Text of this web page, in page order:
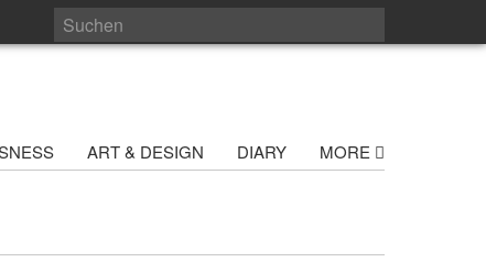
ART & DESIGN DIARY MORE